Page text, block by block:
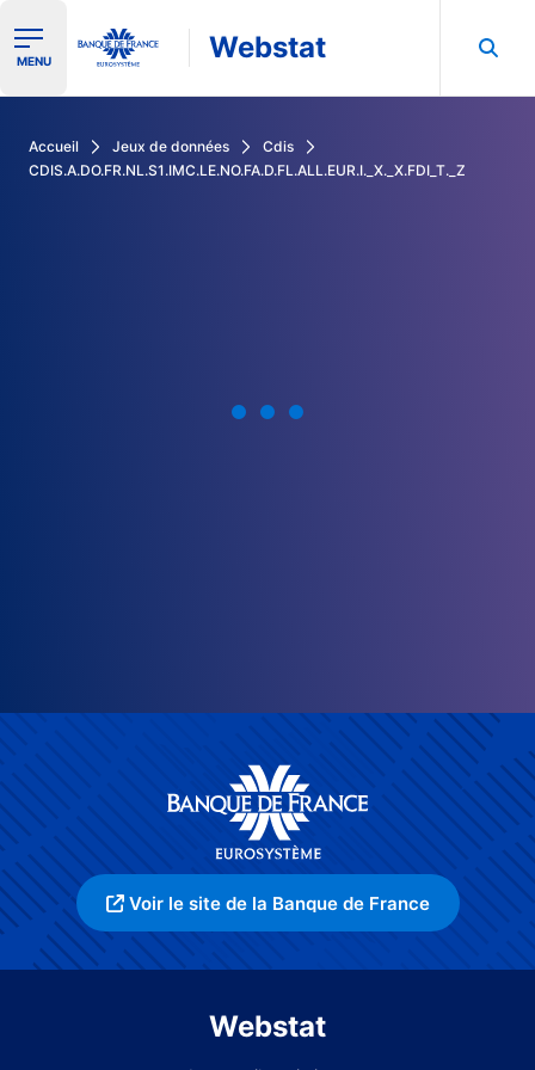
Ouvrir le menu de navigation
MENU Webstat
Accueil Jeux de données
Cdis
CDIS.A.DO.FR.NL.S1.IMC.LE.NO.FA.D.FL.ALL.EUR.I._X._X.FDI_T._Z
Voir le site de la Banque de France
Webstat